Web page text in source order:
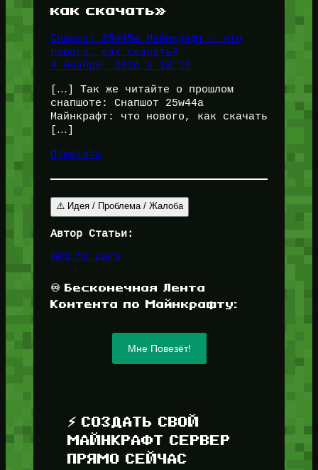
как скачать»
Снапшот 25w45a Майнкрафт — что
нового, как скачать?
4 ноября, 2025 в 18:19
[…] Так же читайте о прошлом
снапшоте: Снапшот 25w44a
Майнкрафт: что нового, как скачать
[…]
Ответить
⚠️ Идея / Проблема / Жалоба
Автор Статьи:
Пётр for_users
♾️ Бесконечная Лента
Контента по Майнкрафту:
Мне Повезёт!
⚡ СОЗДАТЬ СВОЙ
МАЙНКРАФТ СЕРВЕР
ПРЯМО СЕЙЧАС